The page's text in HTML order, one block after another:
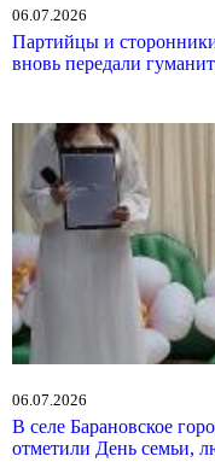
06.07.2026
Партийцы и
вновь передали
06.07.2026
В селе Барановское
отметили День семьи,